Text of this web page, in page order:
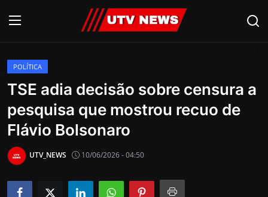
AO VIVO
PIRACICABA
CAMPINAS
LIMEIRA
ESPIRITO SANTO
POLÍTICA
TSE adia decisão sobre censura a
pesquisa que mostrou recuo de
Flávio Bolsonaro
UTV_NEWS 10/06/2026 - 04:50